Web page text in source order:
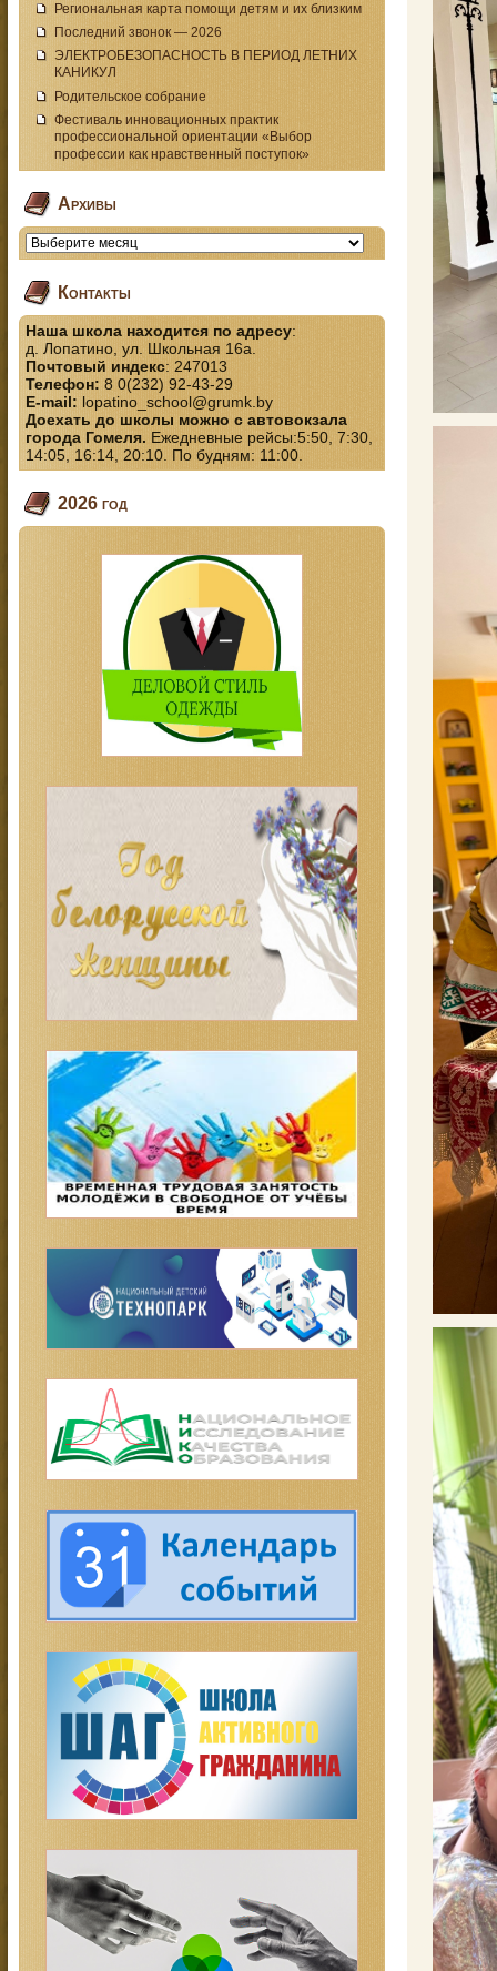
Региональная карта помощи детям и их близким
Последний звонок — 2026
ЭЛЕКТРОБЕЗОПАСНОСТЬ В ПЕРИОД ЛЕТНИХ
КАНИКУЛ
Родительское собрание
Фестиваль инновационных практик
профессиональной ориентации «Выбор
профессии как нравственный поступок»
Архивы
Контакты
Наша школа находится по адресу:
д. Лопатино, ул. Школьная 16а.
Почтовый индекс: 247013
Телефон:8 0(232) 92-43-29
E-mail:lopatino_school@grumk.by
Доехать до школы можно с автовокзала
города Гомеля. Ежедневные рейсы:5:50, 7:30,
14:05, 16:14, 20:10. По будням: 11:00.
2026 год